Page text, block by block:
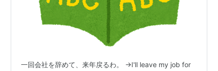
一回会社を辞めて、来年戻るわ。 →I'll leave my job for